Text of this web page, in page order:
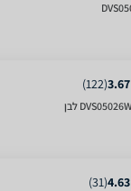
3.67
(
122
)
4.63
(
31
)